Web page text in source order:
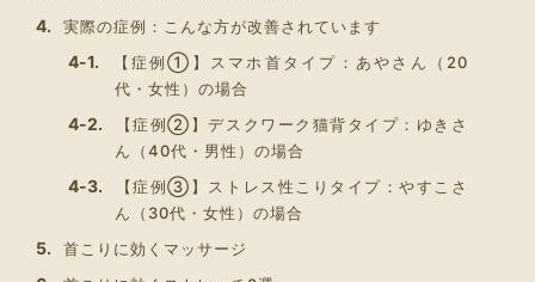
実際の症例：こんな方が改善されています
【症例①】スマホ首タイプ：あやさん（20
代・女性）の場合
【症例②】デスクワーク猫背タイプ：ゆきさ
ん（40代・男性）の場合
【症例③】ストレス性こりタイプ：やすこさ
ん（30代・女性）の場合
首こりに効くマッサージ